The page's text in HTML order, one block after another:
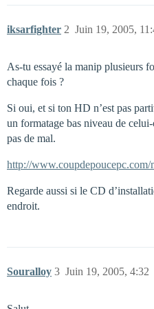
iksarfighter Juin 19, 2005,
2
As-tu essayé la manip plusieurs
chaque fois ?
Si oui, et si ton HD n’est pas
un formatage bas niveau de
pas de mal.
http://
Regarde aussi si le CD
endroit.
Souralloy Juin 19, 2005, 4:32
3